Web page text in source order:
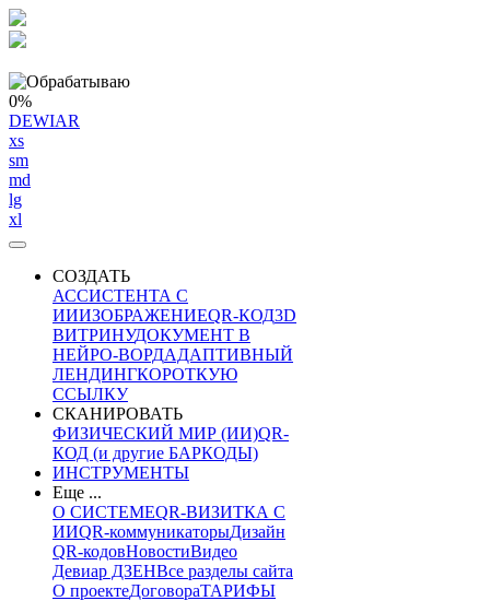
0%
DEWIAR
xs
sm
md
lg
xl
СОЗДАТЬ
АССИСТЕНТА С
ИИИЗОБРАЖЕНИЕQR-КОД3D
ВИТРИНУДОКУМЕНТ В
НЕЙРО-ВОРДАДАПТИВНЫЙ
ЛЕНДИНГКОРОТКУЮ
ССЫЛКУ
СКАНИРОВАТЬ
ФИЗИЧЕСКИЙ МИР (ИИ)QR-
КОД (и другие БАРКОДЫ)
ИНСТРУМЕНТЫ
Еще ...
О СИСТЕМЕQR-ВИЗИТКА С
ИИQR-коммуникаторыДизайн
QR-кодовНовостиВидео
Девиар ДЗЕНВсе разделы сайта
О проектеДоговораТАРИФЫ